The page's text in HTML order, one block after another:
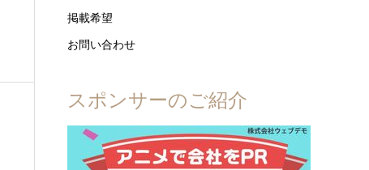
掲載希望
お問い合わせ
スポンサーのご紹介